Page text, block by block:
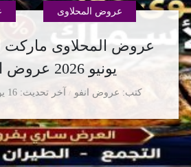
يونيو 2026 عروض السمك
كتب عروض انفو
عروض المحلاوى
آخر تحديث 16 يونيو 2026 - 1:14م